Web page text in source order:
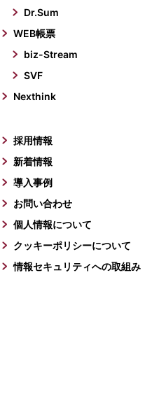
Dr.Sum
WEB帳票
biz-Stream
SVF
Nexthink
採用情報
新着情報
導入事例
お問い合わせ
個人情報について
クッキーポリシーについて
情報セキュリティへの取組み